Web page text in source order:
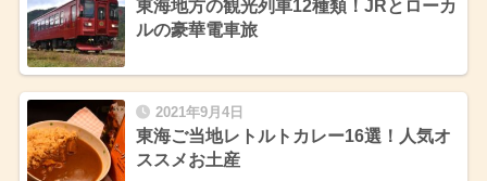
東海地方の観光列車12種類！JRとローカ
ルの豪華電車旅
2021年9月4日
東海ご当地レトルトカレー16選！人気オ
ススメお土産